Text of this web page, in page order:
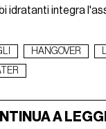
idratanti integra
HANGOVER
A